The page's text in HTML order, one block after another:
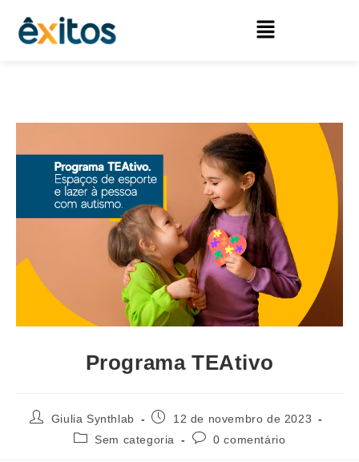
Programa TEAtivo
Giulia Synthlab
12 de novembro de 2023
Sem categoria
0 comentário